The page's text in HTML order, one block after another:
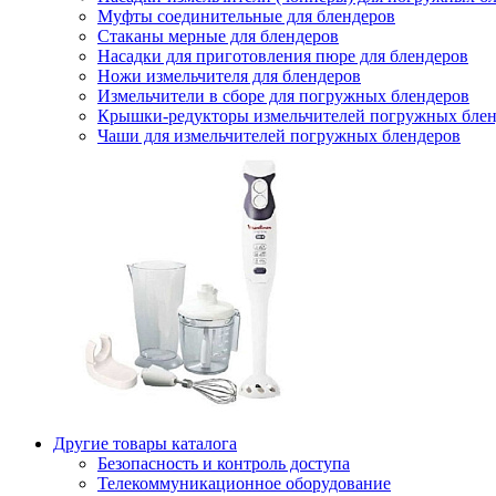
Муфты соединительные для блендеров
Стаканы мерные для блендеров
Насадки для приготовления пюре для блендеров
Ножи измельчителя для блендеров
Измельчители в сборе для погружных блендеров
Крышки-редукторы измельчителей погружных
Чаши для измельчителей погружных блендеров
Другие товары каталога
Безопасность и контроль доступа
Телекоммуникационное оборудование